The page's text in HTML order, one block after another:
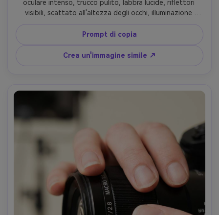
oculare intenso, trucco pulito, labbra lucide, riflettori
visibili, scattato all'altezza degli occhi, illuminazione
morbida del piatto di bellezza, sfondo neutro, look
medio formato, Fujifilm GFX 100S, obiettivo 110 mm, f/2,
occhi taglienti come un rasoio, pori naturali, fotografia di
bellezza editoriale, fotorealistico- -ar 4:5
Prompt di copia
Crea un'immagine simile ↗